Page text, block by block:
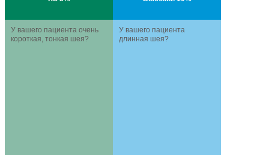
У вашего пациента очень
короткая, тонкая шея?
У вашего пациента
длинная шея?